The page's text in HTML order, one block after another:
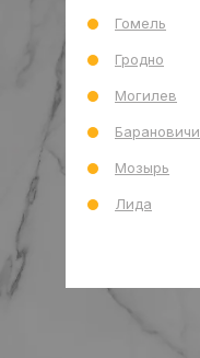
Гомель
Гродно
Могилев
Барановичи
Мозырь
Лида